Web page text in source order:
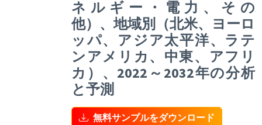
ネルギー・電力、その
他）、地域別（北米、ヨーロ
ッパ、アジア太平洋、ラテ
ンアメリカ、中東、アフリ
カ）、2022～2032年の分析
と予測
無料サンプルをダウンロード